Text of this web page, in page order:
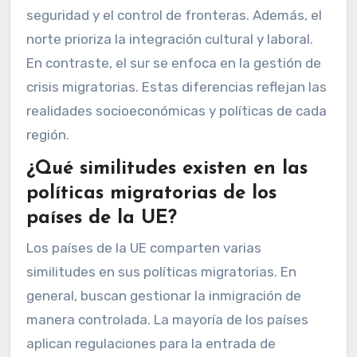
seguridad y el control de fronteras. Además, el
norte prioriza la integración cultural y laboral.
En contraste, el sur se enfoca en la gestión de
crisis migratorias. Estas diferencias reflejan las
realidades socioeconómicas y políticas de cada
región.
¿Qué similitudes existen en las
políticas migratorias de los
países de la UE?
Los países de la UE comparten varias
similitudes en sus políticas migratorias. En
general, buscan gestionar la inmigración de
manera controlada. La mayoría de los países
aplican regulaciones para la entrada de